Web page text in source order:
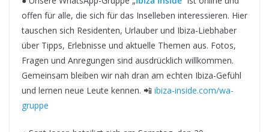
offen für alle, die sich für das Inselleben interessieren. Hier
tauschen sich Residenten, Urlauber und Ibiza-Liebhaber
über Tipps, Erlebnisse und aktuelle Themen aus. Fotos,
Fragen und Anregungen sind ausdrücklich willkommen.
Gemeinsam bleiben wir nah dran am echten Ibiza-Gefühl
und lernen neue Leute kennen. 📲 ibiza-inside.com/wa-
gruppe